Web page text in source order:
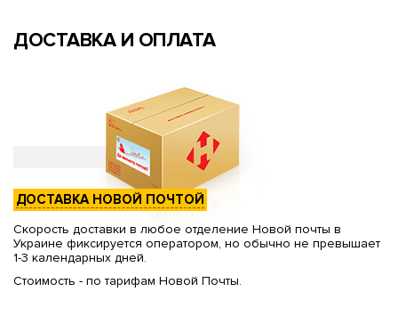
ДОСТАВКА И ОПЛАТА
ДОСТАВКА НОВОЙ ПОЧТОЙ
Скорость доставки в любое отделение Новой почты в
Украине фиксируется оператором, но обычно не превышает
1-3 календарных дней.
Стоимость - по тарифам Новой Почты.